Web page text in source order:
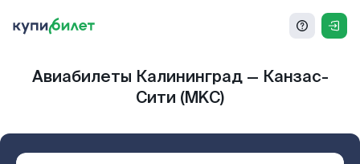
Авиабилеты Калининград — Канзас-
Сити (MKC)